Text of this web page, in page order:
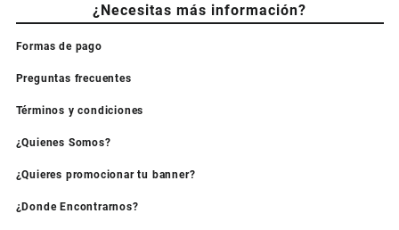
¿Necesitas más información?
Formas de pago
Preguntas frecuentes
Términos y condiciones
¿Quienes Somos?
¿Quieres promocionar tu banner?
¿Donde Encontrarnos?